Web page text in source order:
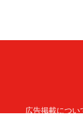
広告掲載につい